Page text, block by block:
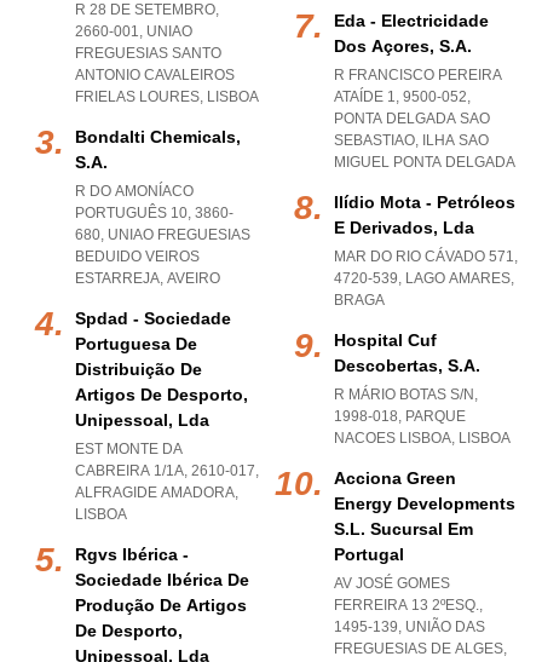
R 28 DE SETEMBRO,
2660-001, UNIAO
FREGUESIAS SANTO
ANTONIO CAVALEIROS
FRIELAS LOURES, LISBOA
Bondalti Chemicals,
S.a.
R DO AMONÍACO
PORTUGUÊS 10, 3860-
680, UNIAO FREGUESIAS
BEDUIDO VEIROS
ESTARREJA, AVEIRO
Spdad - Sociedade
Portuguesa De
Distribuição De
Artigos De Desporto,
Unipessoal, Lda
EST MONTE DA
CABREIRA 1/1A, 2610-017,
ALFRAGIDE AMADORA,
LISBOA
Rgvs Ibérica -
Sociedade Ibérica De
Produção De Artigos
De Desporto,
Unipessoal, Lda
Eda - Electricidade
Dos Açores, S.a.
R FRANCISCO PEREIRA
ATAÍDE 1, 9500-052,
PONTA DELGADA SAO
SEBASTIAO, ILHA SAO
MIGUEL PONTA DELGADA
Ilídio Mota - Petróleos
E Derivados, Lda
MAR DO RIO CÁVADO 571,
4720-539, LAGO AMARES,
BRAGA
Hospital Cuf
Descobertas, S.a.
R MÁRIO BOTAS S/N,
1998-018, PARQUE
NACOES LISBOA, LISBOA
Acciona Green
Energy Developments
S.l. Sucursal Em
Portugal
AV JOSÉ GOMES
FERREIRA 13 2ºESQ.,
1495-139, UNIÃO DAS
FREGUESIAS DE ALGES,